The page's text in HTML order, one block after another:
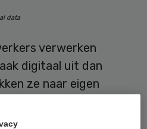
data
verwerken
digitaal uit dan
ze naar eigen
digitale werkplek.